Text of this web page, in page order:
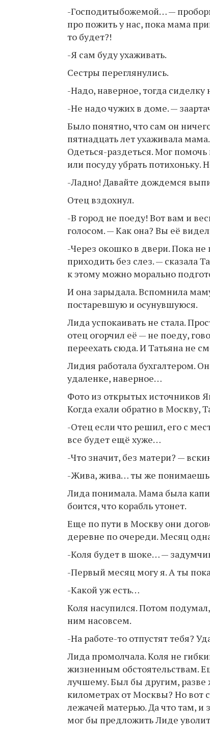
-Господитыбожемой… —
про пожить у нас, пока мама
то будет?!
-Я сам буду ухаживать.
Сестры переглянулись.
-Надо, наверное, тогда
-Не надо чужих в доме. —
Было понятно, что сам он
пятнадцать лет ухаживала
Одеться-раздеться. Мог
или посуду убрать потихоньку.
-Ладно! Давайте дождемся
Отец вздохнул.
-В город не поеду! Вот вам и
голосом. — Как она? Вы её
-Через окошко в двери. Пока не
приходить без слез. — сказала
к этому можно морально
И она зарыдала. Вспомнила
постаревшую и осунувшуюся.
Лида успокаивать не стала.
отец огорчил её — не поеду,
переехать сюда. И Татьяна не
Лидия работала бухгалтером.
удаленке, наверное…
Фото из открытых источников
Когда ехали обратно в Москву,
-Отец если что решил, его с
все будет ещё хуже…
-Что значит, без матери? —
-Жива, жива… ты же
Лида понимала. Мама была
боится, что корабль утонет.
Еще по пути в Москву они
деревне по очереди. Месяц
-Коля будет в шоке… —
-Первый месяц могу я. А ты
-Какой уж есть…
Коля насупился. Потом
ним насовсем.
-На работе-то отпустят тебя?
Лида промолчала. Коля не
жизненным обстоятельствам.
лучшему. Был бы другим, разве
километрах от Москвы? Но вот
лежачей матерью. Да что там, и
мог бы предложить Лиде